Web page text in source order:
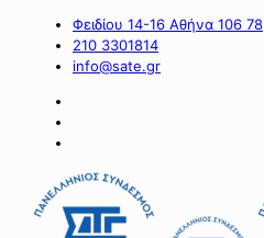
Φειδίου 14-16 Αθήνα 106 78
210 3301814
info@sate.gr